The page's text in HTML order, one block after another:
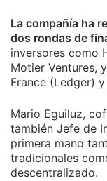
La compañía ha
dos rondas de
inversores como
Motier Ventures,
France (Ledger)
Mario Eguiluz,
también Jefe de
primera mano
tradicionales
descentralizado.